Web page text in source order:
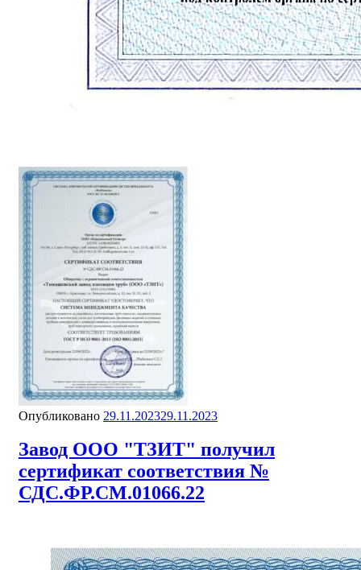
Опубликовано 29.11.202329.11.2023
Завод ООО "ТЗИТ" получил
сертификат соответствия №
СДС.ФР.СМ.01066.22